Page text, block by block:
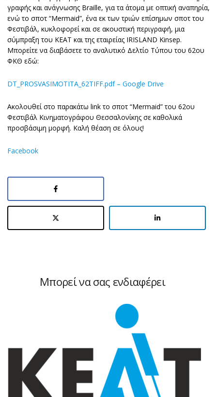
γραφής και ανάγνωσης Braille, για τα άτομα με οπτική αναπηρία,
ενώ το σποτ “Mermaid”, ένα εκ των τριών επίσημων σποτ του
Φεστιβάλ, κυκλοφορεί και σε ακουστική περιγραφή, μια
σύμπραξη του ΚΕΑΤ και της εταιρείας IRISLAND Kinsep.
Μπορείτε να διαβάσετε το αναλυτικό Δελτίο Τύπου του 62ου
ΦΚΘ εδώ:
DT_PROSVASIMOTITA_62TIFF.pdf – Google Drive
Ακολουθεί στο παρακάτω link το σποτ “Mermaid” του 62ου
Φεστιβάλ Κινηματογράφου Θεσσαλονίκης σε καθολικά
προσβάσιμη μορφή. Καλή θέαση σε όλους!
Facebook
Μπορεί να σας ενδιαφέρει